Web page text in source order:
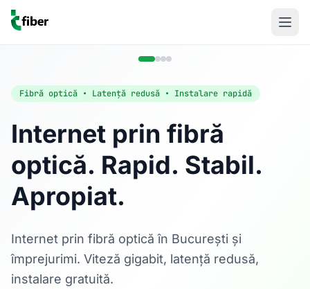
Fibră optică • Latență redusă • Instalare rapidă
Internet prin fibră
optică. Rapid. Stabil.
Apropiat.
Internet prin fibră optică în București și
împrejurimi. Viteză gigabit, latență redusă,
instalare gratuită.
Acasă
Internet Rezidențial
Fibră optică până la 1 Gbps, direct în casa ta.